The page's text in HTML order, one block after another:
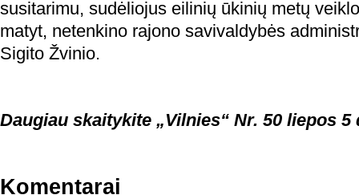
susitarimu, sudėliojus eilinių ūkinių metų
matyt, netenkino rajono savivaldybės
Sigito Žvinio.
Daugiau skaitykite „Vilnies“ Nr. 50 liepos 5
Komentarai